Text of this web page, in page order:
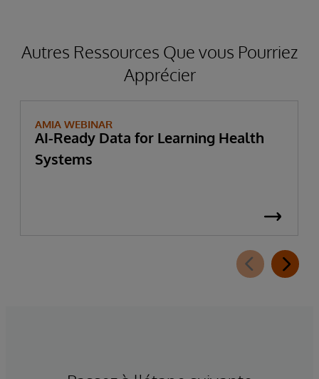
Autres Ressources Que vous Pourriez
Apprécier
AMIA WEBINAR
AI-Ready Data for Learning Health
Systems